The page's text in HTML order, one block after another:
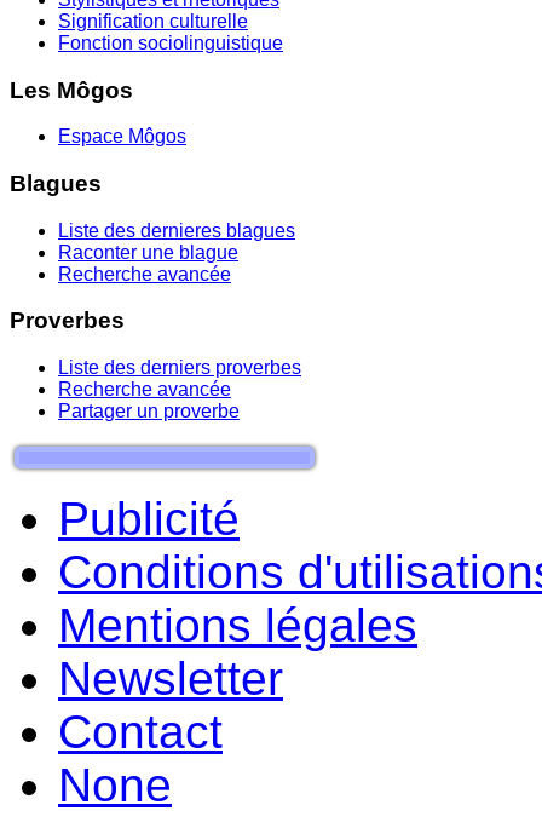
Signification culturelle
Fonction sociolinguistique
Les Môgos
Espace Môgos
Blagues
Liste des dernieres blagues
Raconter une blague
Recherche avancée
Proverbes
Liste des derniers proverbes
Recherche avancée
Partager un proverbe
Publicité
Conditions
Mentions légales
Newsletter
Contact
None